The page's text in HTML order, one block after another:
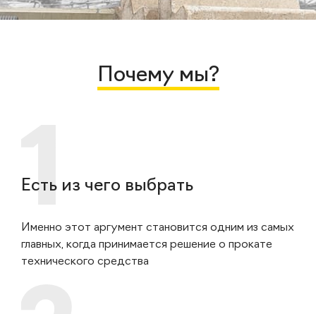
Почему мы?
Есть из чего выбрать
Именно этот аргумент становится одним из самых
главных, когда принимается решение о прокате
технического средства